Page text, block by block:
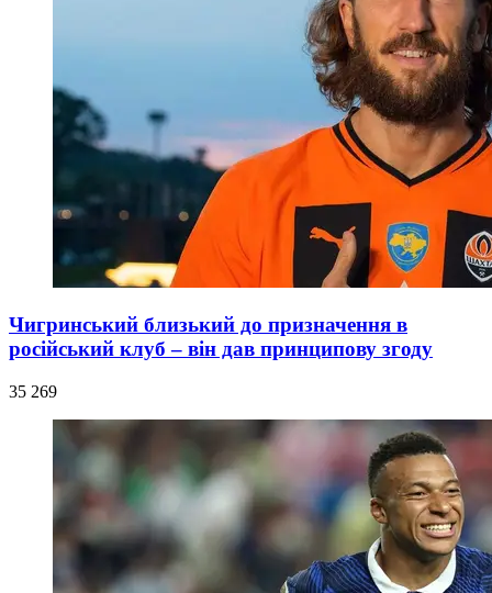
Чигринський близький до призначення в
російський клуб – він дав принципову згоду
35 269